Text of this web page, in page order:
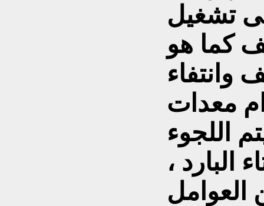
تشغيل
كما هو
وانتفاء
معدات
اللجوء
البارد ،
العوامل